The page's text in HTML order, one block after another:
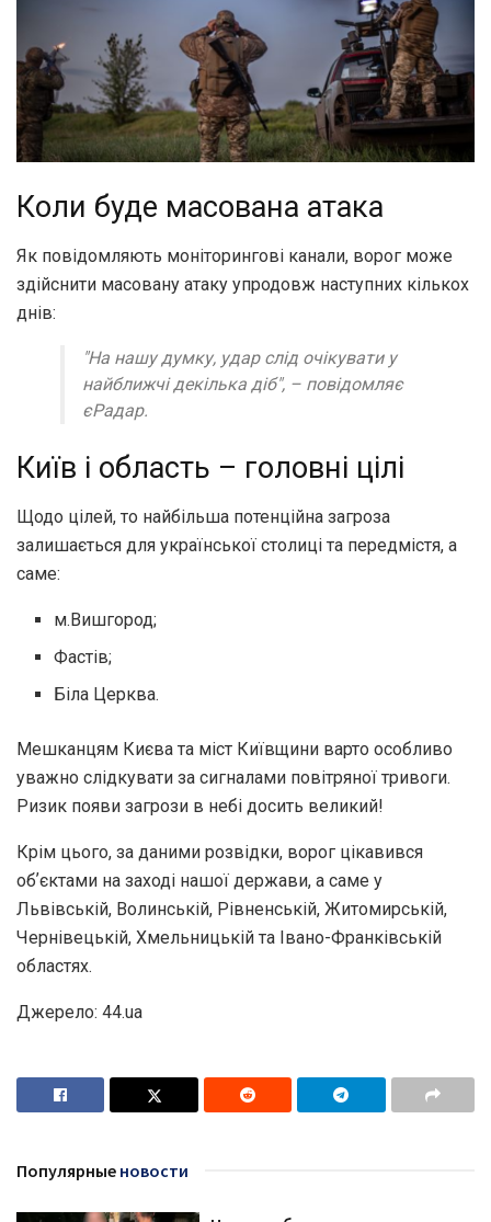
Коли буде масована атака
Як повідомляють моніторингові канали, ворог може
здійснити масовану атаку упродовж наступних кількох
днів:
"На нашу думку, удар слід очікувати у
найближчі декілька діб", – повідомляє
єРадар.
Київ і область – головні цілі
Щодо цілей, то найбільша потенційна загроза
залишається для української столиці та передмістя, а
саме:
м.Вишгород;
Фастів;
Біла Церква.
Мешканцям Києва та міст Київщини варто особливо
уважно слідкувати за сигналами повітряної тривоги.
Ризик появи загрози в небі досить великий!
Крім цього, за даними розвідки, ворог цікавився
обʼєктами на заході нашої держави, а саме у
Львівській, Волинській, Рівненській, Житомирській,
Чернівецькій, Хмельницькій та Івано-Франківській
областях.
Джерело: 44.ua
Популярные новости